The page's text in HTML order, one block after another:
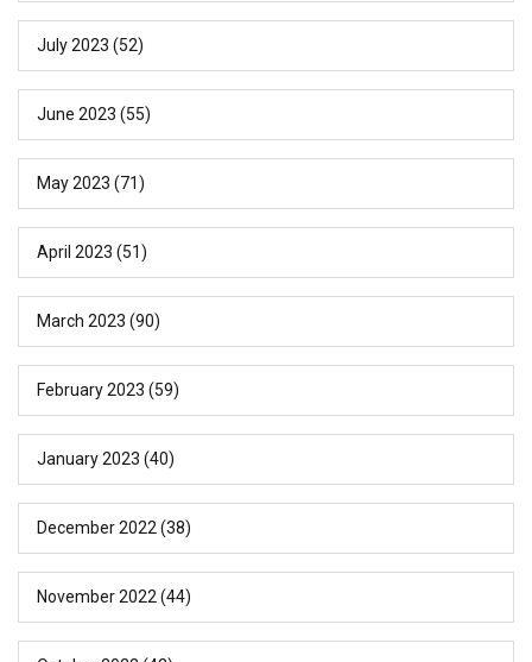
July 2023 (52)
June 2023 (55)
May 2023 (71)
April 2023 (51)
March 2023 (90)
February 2023 (59)
January 2023 (40)
December 2022(38)
November 2022(44)